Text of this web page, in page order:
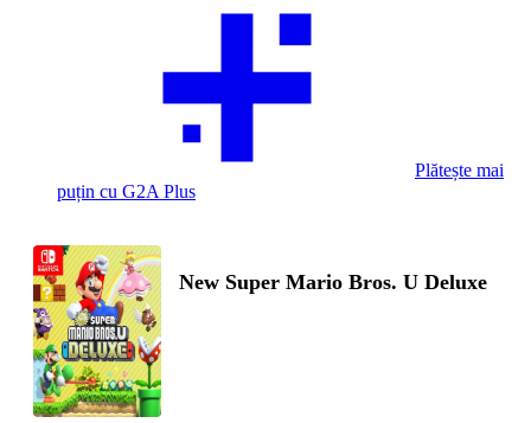
Plătește mai
puțin cu G2A Plus
New Super Mario Bros. U Deluxe